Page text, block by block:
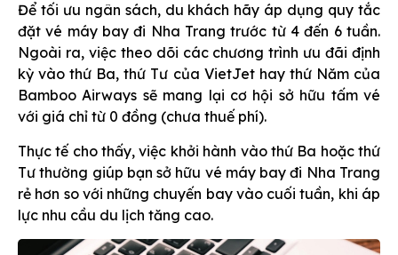
Để tối ưu ngân sách, du khách hãy áp dụng quy tắc
đặt vé máy bay đi Nha Trang trước từ 4 đến 6 tuần.
Ngoài ra, việc theo dõi các chương trình ưu đãi định
kỳ vào thứ Ba, thứ Tư của VietJet hay thứ Năm của
Bamboo Airways sẽ mang lại cơ hội sở hữu tấm vé
với giá chỉ từ 0 đồng (chưa thuế phí).
Thực tế cho thấy, việc khởi hành vào thứ Ba hoặc thứ
Tư thường giúp bạn sở hữu vé máy bay đi Nha Trang
rẻ hơn so với những chuyến bay vào cuối tuần, khi áp
lực nhu cầu du lịch tăng cao.